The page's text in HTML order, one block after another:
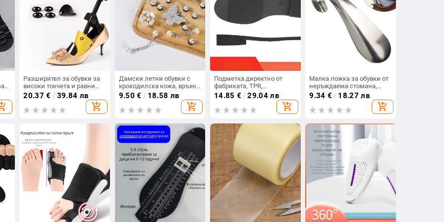
Разширител за обувки за
високи токчета и равни
обувки, подходящ за мъже
и жени, разширяем и
регулируем за множество
20.37 € /39.84 лв
add_shopping_cart
Дамски летни обувки с
крокодилска кожа, връхни
дрехи „Направи си сам“,
модни, с цвете пеперуда и
метална верижка, нови
катарама от цвете
9.50 € / 18.58 лв
add_shopping_cart
Подметка директно от
фабриката, TPR,
неплъзгаща се, устойчива
на износване, 33-43 ярда,
може да се направи TPU
14.85 € /29.04 лв
add_shopping_cart
Малка ложка за обувки от
неръждаема стомана,
инструмент за повдигане
на обувки, метален
повдигач за обувки 14,5 см
9.34 € / 18.27 лв
add_shopping_cart